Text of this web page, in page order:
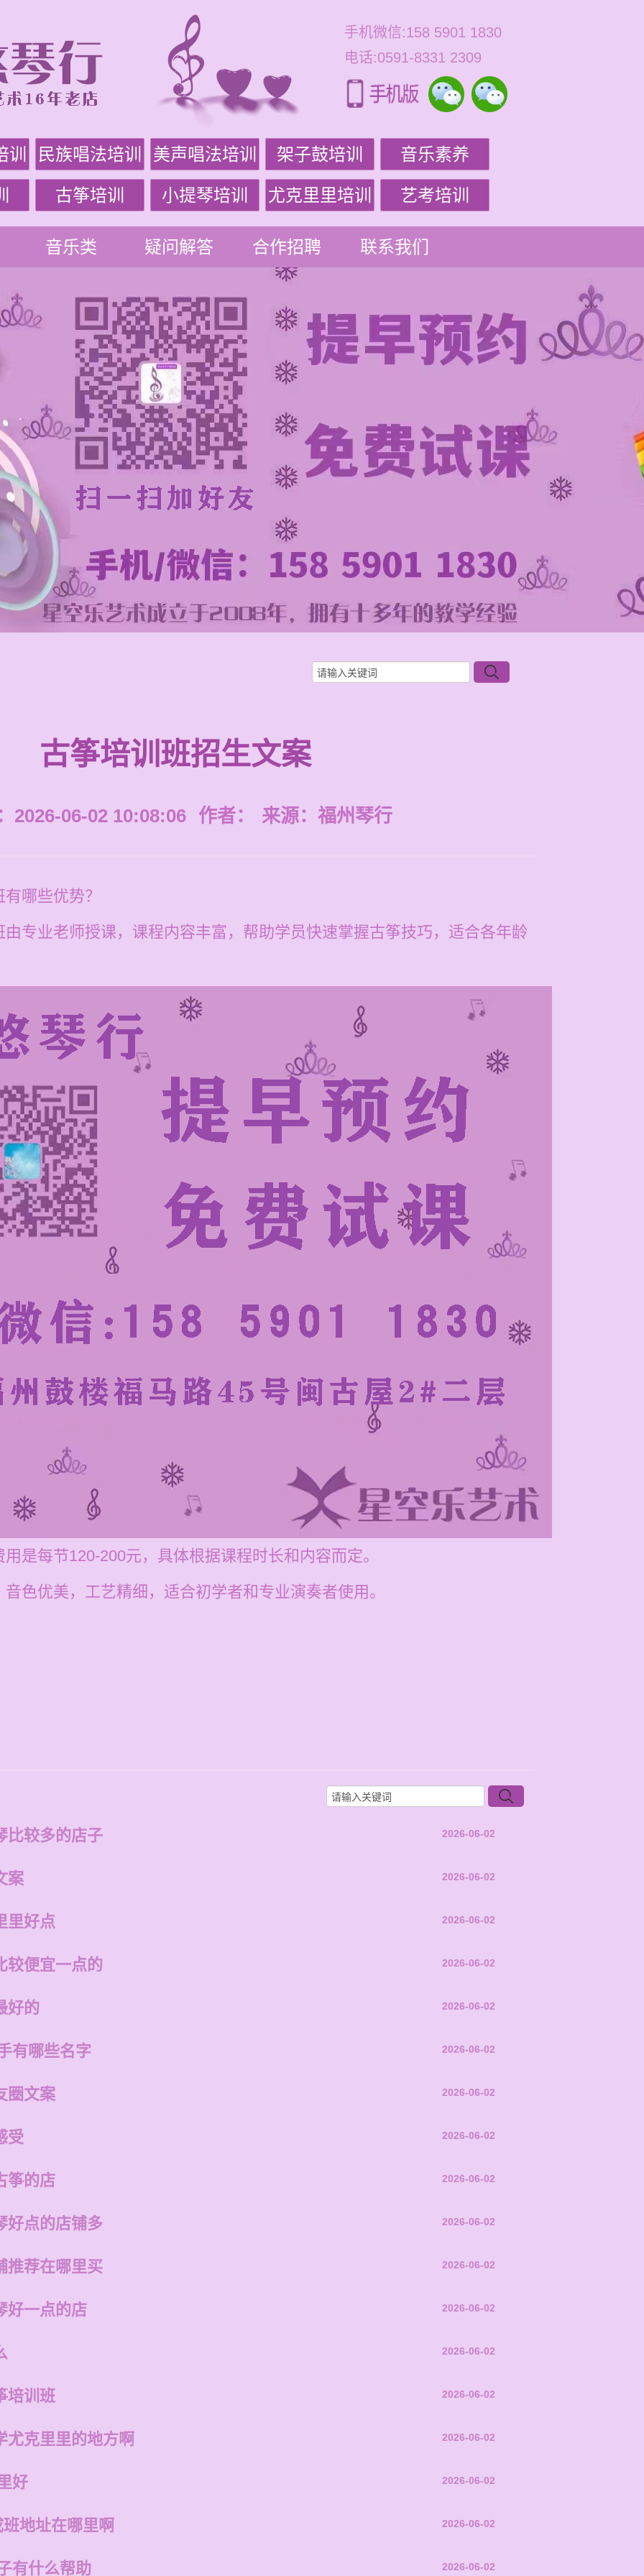
手机微信:158 5901 1830
电话:0591-8331 2309
民族唱法培训 美声唱法培训 架子鼓培训 音乐素养
古筝培训 小提琴培训 尤克里里培训 艺考培训
音乐类 疑问解答 合作招聘 联系我们
古筝培训班招生文案
2026-06-02 10:08:06 作者： 来源： 福州琴行
哪些优势？
专业老师授课，课程内容丰富，帮助学员快速掌握古筝技巧，适合各年龄
是每节120-200元，具体根据课程时长和内容而定。
色优美，工艺精细，适合初学者和专业演奏者使用。
比较多的店子 2026-06-02
案 2026-06-02
里好点 2026-06-02
较便宜一点的 2026-06-02
好的 2026-06-02
有哪些名字 2026-06-02
圈文案 2026-06-02
受 2026-06-02
筝的店 2026-06-02
好点的店铺多 2026-06-02
推荐在哪里买 2026-06-02
好一点的店 2026-06-02
2026-06-02
培训班 2026-06-02
尤克里里的地方啊 2026-06-02
好 2026-06-02
地址在哪里啊 2026-06-02
有什么帮助 2026-06-02